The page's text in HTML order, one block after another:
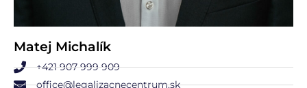
Matej Michalík
+421 907 999 909
office@legalizacnecentrum.sk